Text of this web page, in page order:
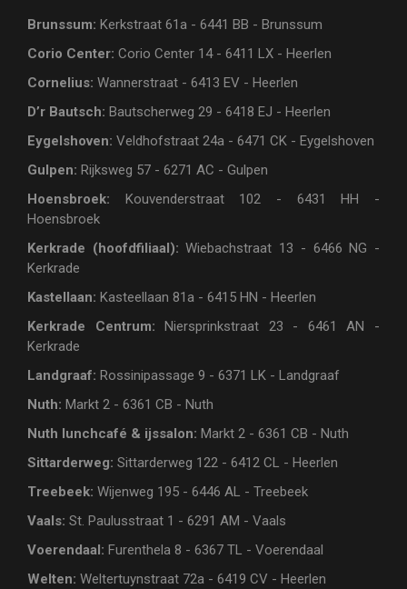
Brunssum: Kerkstraat 61a - 6441 BB - Brunssum
Corio Center: Corio Center 14 - 6411 LX - Heerlen
Cornelius: Wannerstraat - 6413 EV - Heerlen
D’r Bautsch: Bautscherweg 29 - 6418 EJ - Heerlen
Eygelshoven: Veldhofstraat 24a - 6471 CK - Eygelshoven
Gulpen: Rijksweg 57 - 6271 AC - Gulpen
Hoensbroek: Kouvenderstraat 102 - 6431 HH -
Hoensbroek
Kerkrade (hoofdfiliaal): Wiebachstraat 13 - 6466 NG -
Kerkrade
Kastellaan: Kasteellaan 81a - 6415 HN - Heerlen
Kerkrade Centrum: Niersprinkstraat 23 - 6461 AN -
Kerkrade
Landgraaf: Rossinipassage 9 - 6371 LK - Landgraaf
Nuth: Markt 2 - 6361 CB - Nuth
Nuth lunchcafé & ijssalon: Markt 2 - 6361 CB - Nuth
Sittarderweg: Sittarderweg 122 - 6412 CL - Heerlen
Treebeek: Wijenweg 195 - 6446 AL - Treebeek
Vaals: St. Paulusstraat 1 - 6291 AM - Vaals
Voerendaal: Furenthela 8 - 6367 TL - Voerendaal
Welten: Weltertuynstraat 72a - 6419 CV - Heerlen